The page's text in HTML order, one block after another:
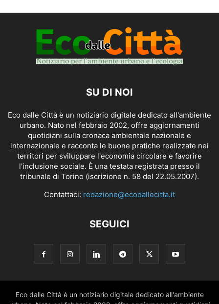
SU DI NOI
Eco dalle Città è un notiziario digitale dedicato all'ambiente
urbano. Nato nel febbraio 2002, offre aggiornamenti
quotidiani sulla cronaca ambientale nazionale e
internazionale e racconta le buone pratiche realizzate nei
territori per sviluppare l'economia circolare e favorire
l'inclusione sociale. È una testata registrata presso il
tribunale di Torino (iscrizione n. 58 del 22.05.2007).
Contattaci: redazione@ecodallecitta.it
SEGUICI
Eco dalle Città è un notiziario digitale dedicato all'ambiente